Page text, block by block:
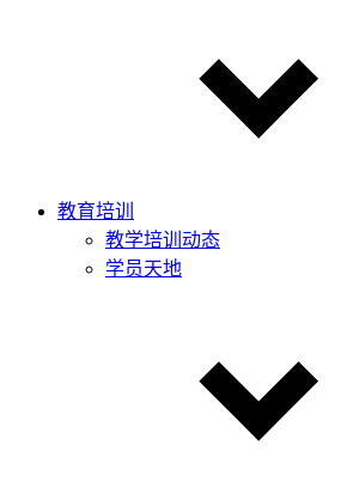
教育培训
教学培训动态
学员天地